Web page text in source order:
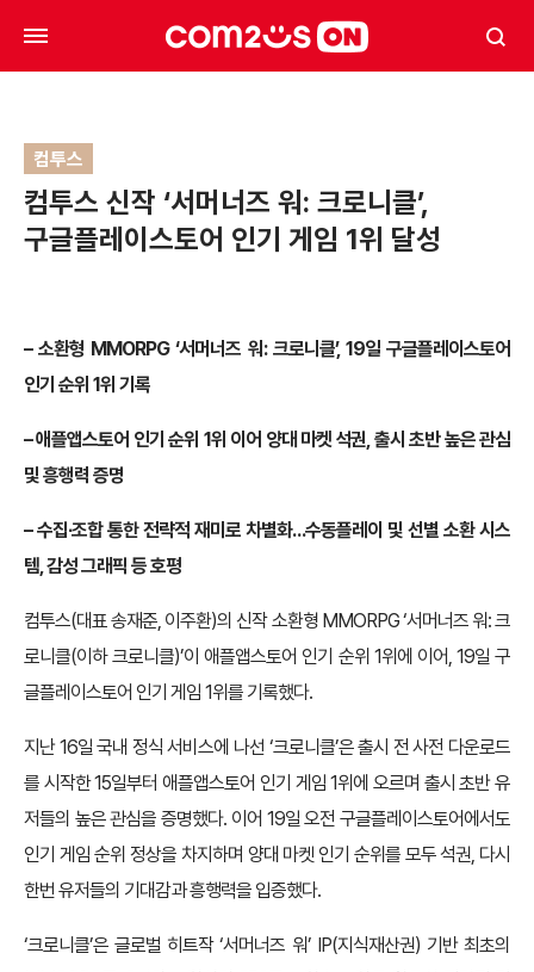
컴투스
컴투스 신작 ‘서머너즈 워: 크로니클’,
구글플레이스토어 인기 게임 1위 달성
– 소환형 MMORPG ‘서머너즈 워: 크로니클’, 19일 구글플레이스토어
인기 순위 1위 기록
– 애플앱스토어 인기 순위 1위 이어 양대 마켓 석권, 출시 초반 높은 관심
및 흥행력 증명
– 수집∙조합 통한 전략적 재미로 차별화…수동플레이 및 선별 소환 시스
템, 감성 그래픽 등 호평
컴투스(대표 송재준, 이주환)의 신작 소환형 MMORPG ‘서머너즈 워: 크
로니클(이하 크로니클)’이 애플앱스토어 인기 순위 1위에 이어, 19일 구
글플레이스토어 인기 게임 1위를 기록했다.
지난 16일 국내 정식 서비스에 나선 ‘크로니클’은 출시 전 사전 다운로드
를 시작한 15일부터 애플앱스토어 인기 게임 1위에 오르며 출시 초반 유
저들의 높은 관심을 증명했다. 이어 19일 오전 구글플레이스토어에서도
인기 게임 순위 정상을 차지하며 양대 마켓 인기 순위를 모두 석권, 다시
한번 유저들의 기대감과 흥행력을 입증했다.
‘크로니클’은 글로벌 히트작 ‘서머너즈 워’ IP(지식재산권) 기반 최초의